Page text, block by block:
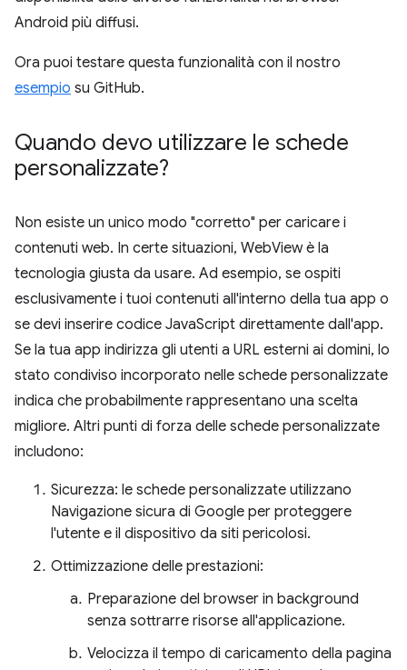
Android più diffusi.
Ora puoi testare questa funzionalità con il nostro
esempio su GitHub.
Quando devo utilizzare le schede
personalizzate?
Non esiste un unico modo "corretto" per caricare i
contenuti web. In certe situazioni, WebView è la
tecnologia giusta da usare. Ad esempio, se ospiti
esclusivamente i tuoi contenuti all'interno della tua app o
se devi inserire codice JavaScript direttamente dall'app.
Se la tua app indirizza gli utenti a URL esterni ai domini, lo
stato condiviso incorporato nelle schede personalizzate
indica che probabilmente rappresentano una scelta
migliore. Altri punti di forza delle schede personalizzate
includono:
Sicurezza: le schede personalizzate utilizzano
Navigazione sicura di Google per proteggere
l'utente e il dispositivo da siti pericolosi.
Ottimizzazione delle prestazioni:
Preparazione del browser in background
senza sottrarre risorse all'applicazione.
Velocizza il tempo di caricamento della pagina